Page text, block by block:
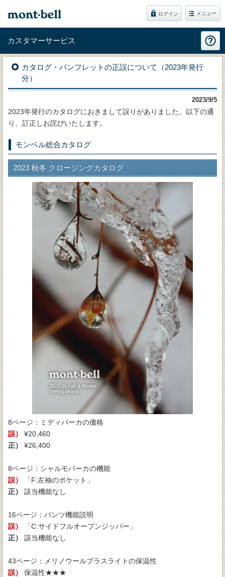
ログイン メニュー
カスタマーサービス
カタログ・パンフレットの正誤について（2023年発行
分）
2023/9/5
2023年発行のカタログにおきまして誤りがありました。以下の通
り、訂正しお詫びいたします。
モンベル総合カタログ
2023 秋冬 クロージングカタログ
8ページ：ミディパーカの価格
誤）
¥20,460
正）
¥26,400
8ページ：シャルモパーカの機能
誤）
「F:左袖のポケット」
正）
該当機能なし
16ページ：パンツ機能説明
誤）
「C:サイドフルオープンジッパー」
正）
該当機能なし
43ページ：メリノウールプラスライトの保温性
誤）
保温性★★★